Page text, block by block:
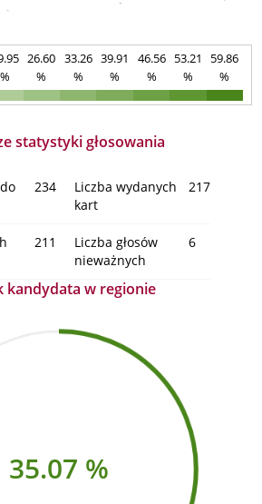
%
26.60
%
33.26
%
39.91
%
46.56
%
53.21
%
59.86
%
statystyki głosowania
234
Liczba wydanych
kart
217
211
Liczba głosów
nieważnych
6
kandydata w regionie
35.07 %